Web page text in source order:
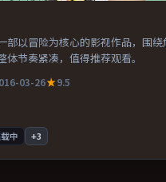
部以冒险为核心的影视作品，围
体节奏紧凑，值得推荐观看。
03-26
9.5
中 +3